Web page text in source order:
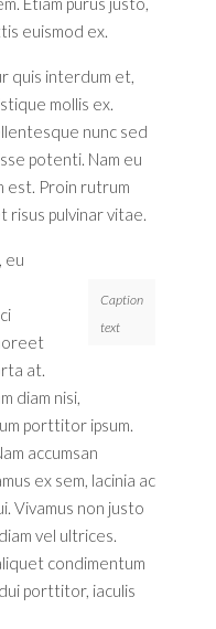
euismod ex.
quis interdum et,
mollis ex.
nunc sed
potenti. Nam eu
est. Proin rutrum
risus pulvinar vitae.
Caption
text
eu
at.
diam nisi,
porttitor ipsum.
accumsan
ex sem, lacinia ac
Vivamus non justo
vel ultrices.
condimentum
porttitor, iaculis